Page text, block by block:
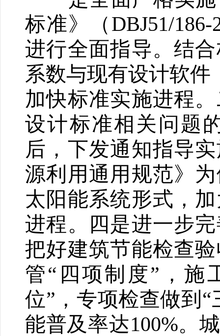
标准》（DBJ51/
进行全面指导。结
系数与现有设计软件
加快标准实施进程
设计标准相关问题
后，下发通知指导
源利用通用规范》
太阳能系统形式，
进程。四是进一步
把好建筑节能检查
管“四项制度”，施
位”，专项检查做到
能普及率达100%。